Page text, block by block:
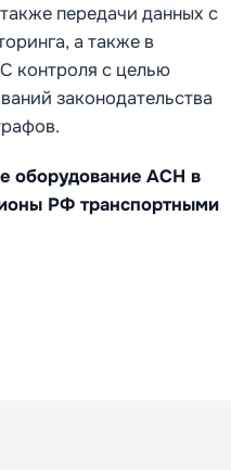
передачи данных с
а также в
контроля с целью
законодательства
оборудование АСН в
РФ транспортными